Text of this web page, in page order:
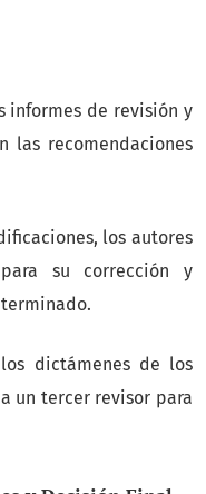
informes de revisión y
las recomendaciones
los autores
su corrección y
dictámenes de los
un tercer revisor para